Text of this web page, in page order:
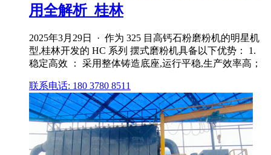
用全解析_桂林
2025年3月29日 · 作为 325 目高钙石粉磨粉机的明星机
型,桂林开发的 HC 系列 摆式磨粉机具备以下优势： 1.
稳定高效 ： 采用整体铸造底座,运行平稳,生产效率高；
联系电话: 180 3780 8511